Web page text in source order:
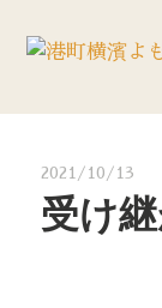
2021/10/13
受け